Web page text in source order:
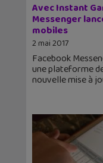
Avec Instant
Messenger
mobiles
2 mai 2017
Facebook
une plateforme
nouvelle mise à